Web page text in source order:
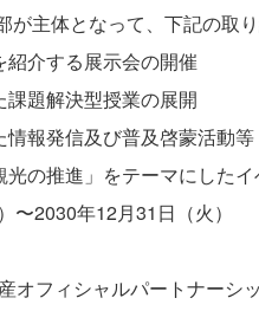
主体となって、下記の取り
介する展示会の開催
題解決型授業の展開
報発信及び普及啓蒙活動等
の推進」をテーマにした
2030年12月31日（火）
オフィシャルパートナーシ